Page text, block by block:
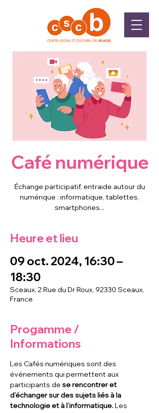
Café numérique
Échange participatif, entraide autour du
numérique : informatique, tablettes,
smartphones...
Heure et lieu
09 oct. 2024, 16:30 –
18:30
Sceaux, 2 Rue du Dr Roux, 92330 Sceaux,
France
Progamme /
Informations
Les Cafés numériques sont des
événements qui permettent aux
participants de se rencontrer et
d’échanger sur des sujets liés à la
technologie et à l’informatique. Les